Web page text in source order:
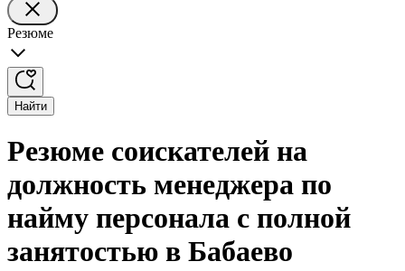
Резюме
Найти
Резюме соискателей на
должность менеджера по
найму персонала с полной
занятостью в Бабаево